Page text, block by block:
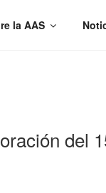
la AAS
del